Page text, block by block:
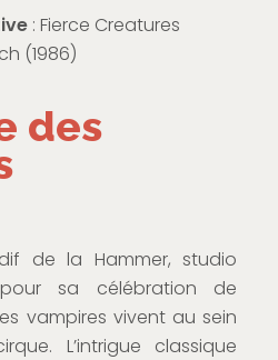
: Fierce Creatures
(1986)
des
de la Hammer, studio
sa célébration de
vampires vivent au sein
L’intrigue classique